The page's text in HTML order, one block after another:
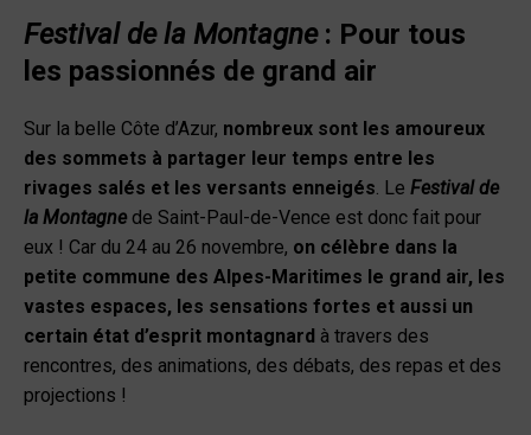
Festival de la Montagne: Pour tous
les passionnés de grand air
Sur la belle Côte d’Azur, nombreux sont les amoureux
des sommets à partager leur temps entre les
rivages salés et les versants enneigés . Le Festival de
la Montagne de Saint-Paul-de-Vence est donc fait pour
eux ! Car du 24 au 26 novembre, on célèbre dans la
petite commune des Alpes-Maritimes le grand air, les
vastes espaces, les sensations fortes et aussi un
certain état d’esprit montagnard à travers des
rencontres, des animations, des débats, des repas et des
projections !